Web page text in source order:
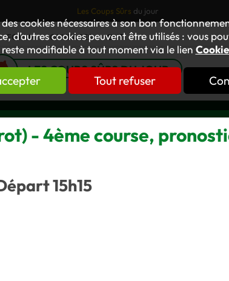
cookies nécessaires à son bon
d’autres cookies peuvent être utilisés : vous
modifiable à tout moment via le lien
Tout refuser
Les Coups Sûrs du jour
FORUM OUVRAGES GNT
LES COUPS SÛRS DU JOUR
- 4ème course,
15h15